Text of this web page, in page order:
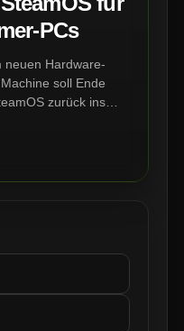
PCs
neuen Hardware-
soll Ende
zurück ins
PC-Builds.
Valves neue